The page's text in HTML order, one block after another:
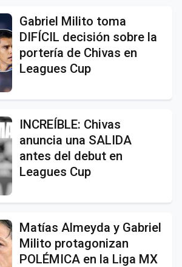
Gabriel Milito toma
DIFÍCIL decisión sobre la
portería de Chivas en
Leagues Cup
INCREÍBLE: Chivas
anuncia una SALIDA
antes del debut en
Leagues Cup
Matías Almeyda y Gabriel
Milito protagonizan
POLÉMICA en la Liga MX